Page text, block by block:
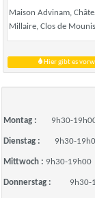
Maison Advinam,
Millaire, Clos de
Hier gibt es
Montag : 9h30-
Dienstag : 9h30-
Mittwoch : 9h30-19h00
Donnerstag : 9h30-